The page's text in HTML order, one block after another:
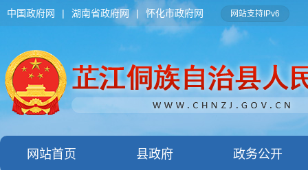
中国政府网 | 湖南省政府网 | 怀化市政府网 网站支持IPv6
网站首页 县政府 政务公开